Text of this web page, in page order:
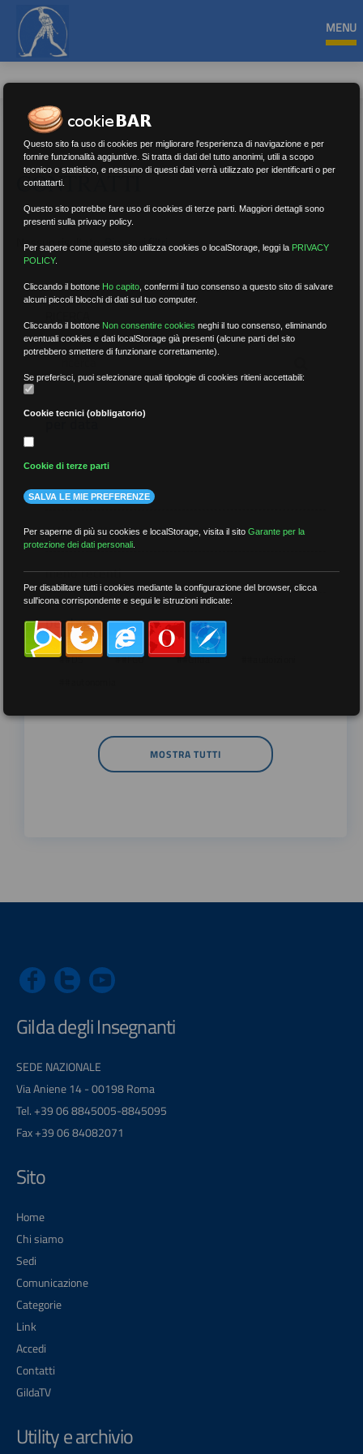
MENU
CONTRATTI
Nessun risultato.Rimuovi filtri
per data
più recenti
meno recenti
per tag
##DS ##FGU ##Gilda
MOSTRA TUTTI
Gilda degli Insegnanti
SEDE NAZIONALE
Via Aniene 14 - 00198 Roma
Tel. +39 06 8845005-8845095
Fax +39 06 84082071
Sito
Home
Chi siamo
Sedi
Comunicazione
Categorie
Link
Accedi
Contatti
GildaTV
Utility e archivio
Questo sito fa uso di cookies per migliorare l'esperienza di navigazione e per
fornire funzionalità aggiuntive. Si tratta di dati del tutto anonimi, utili a scopo
tecnico o statistico, e nessuno di questi dati verrà utilizzato per identificarti o per
contattarti.
Questo sito potrebbe fare uso di cookies di terze parti. Maggiori dettagli sono
presenti sulla privacy policy.
Per sapere come questo sito utilizza cookies o localStorage, leggi la PRIVACY
POLICY.
Cliccando il bottone Ho capito ,confermi il tuo consenso a questo sito di salvare
alcuni piccoli blocchi di dati sul tuo computer.
Cliccando il bottone Non consentire cookies neghi il tuo consenso, eliminando
eventuali cookies e dati localStorage già presenti (alcune parti del sito
potrebbero smettere di funzionare correttamente).
Se preferisci, puoi selezionare quali tipologie di cookies ritieni accettabili:
Cookie tecnici (obbligatorio)
Cookie di terze parti
SALVA LE MIE PREFERENZE
Per saperne di più su cookies e localStorage, visita il sitoGarante per la
protezione dei dati personali
Per disabilitare tutti i cookies mediante la configurazione del browser, clicca
sull'icona corrispondente e segui le istruzioni indicate: